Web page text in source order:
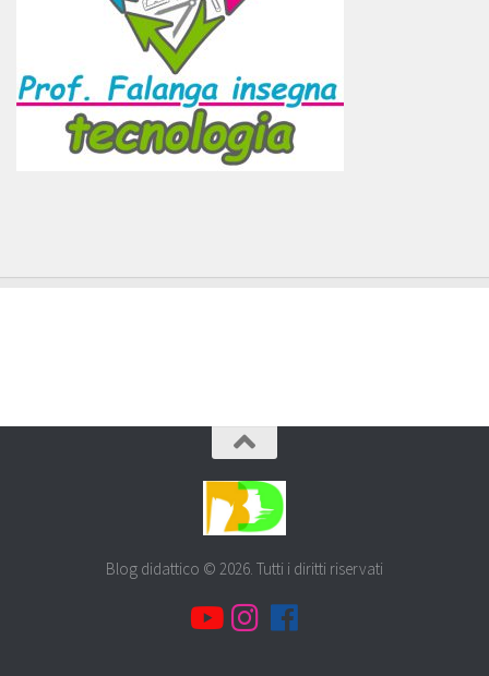
Blog didattico © 2026. Tutti i diritti riservati